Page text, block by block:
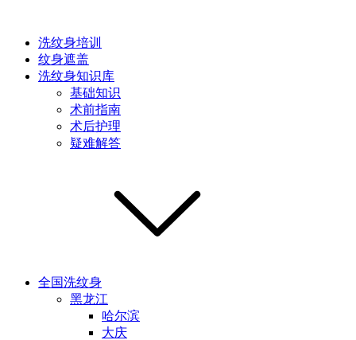
洗纹身培训
纹身遮盖
洗纹身知识库
基础知识
术前指南
术后护理
疑难解答
全国洗纹身
黑龙江
哈尔滨
大庆